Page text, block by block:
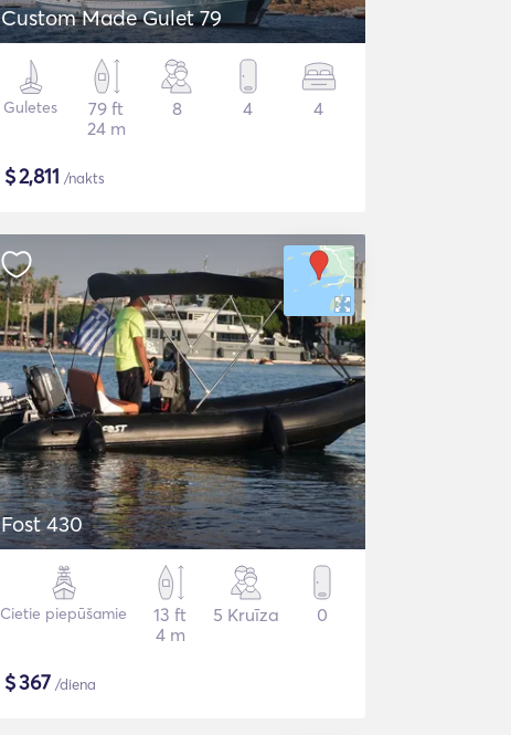
Custom Made Gulet 79
Guletes
79 ft
24 m
8 4 4
$2,811 /nakts
Fost 430
Cietie piepūšamie
13 ft
4 m
5 Kruīza 0
$367 /diena